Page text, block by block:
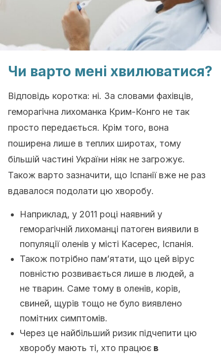
Чи варто мені хвилюватися?
Відповідь коротка: ні. За словами фахівців,
геморагічна лихоманка Крим-Конго не так
просто передається. Крім того, вона
поширена лише в теплих широтах, тому
більшій частині України ніяк не загрожує.
Також варто зазначити, що Іспанії вже не раз
вдавалося подолати цю хворобу.
Наприклад, у 2011 році наявний у
геморагічній лихоманці патоген виявили в
популяції оленів у місті Касерес, Іспанія.
Також потрібно пам’ятати, що цей вірус
повністю розвивається лише в людей, а
не тварин. Саме тому в оленів, корів,
свиней, щурів тощо не було виявлено
помітних симптомів.
Через це найбільший ризик підчепити цю
хворобу мають ті, хто працює в